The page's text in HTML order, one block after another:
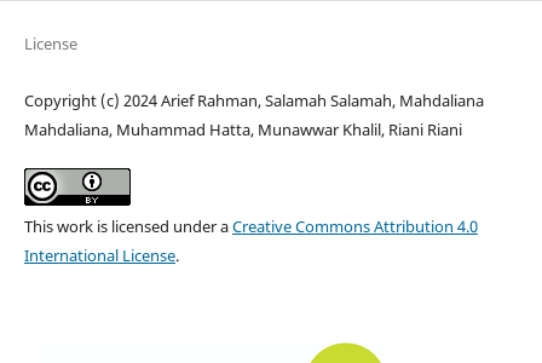
License
Copyright (c) 2024 Arief Rahman, Salamah Salamah, Mahdaliana
Mahdaliana, Muhammad Hatta, Munawwar Khalil, Riani Riani
This work is licensed under aCreative Commons Attribution 4.0
International License.